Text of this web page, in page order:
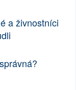
a živnostníci